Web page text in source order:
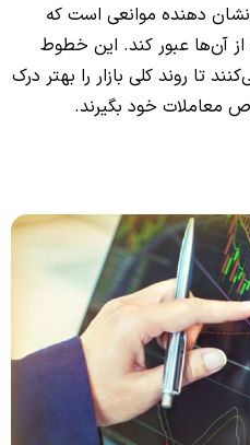
نشان دهنده موانعی است که
آن‌ها عبور کند. این خطوط
تا روند کلی بازار را بهتر درک
معاملات خود بگیرند.